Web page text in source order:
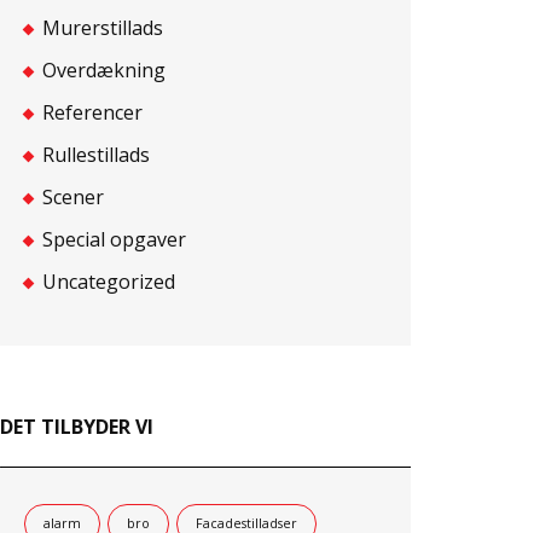
Murerstillads
Overdækning
Referencer
Rullestillads
Scener
Special opgaver
Uncategorized
DET TILBYDER VI
alarm bro Facadestilladser